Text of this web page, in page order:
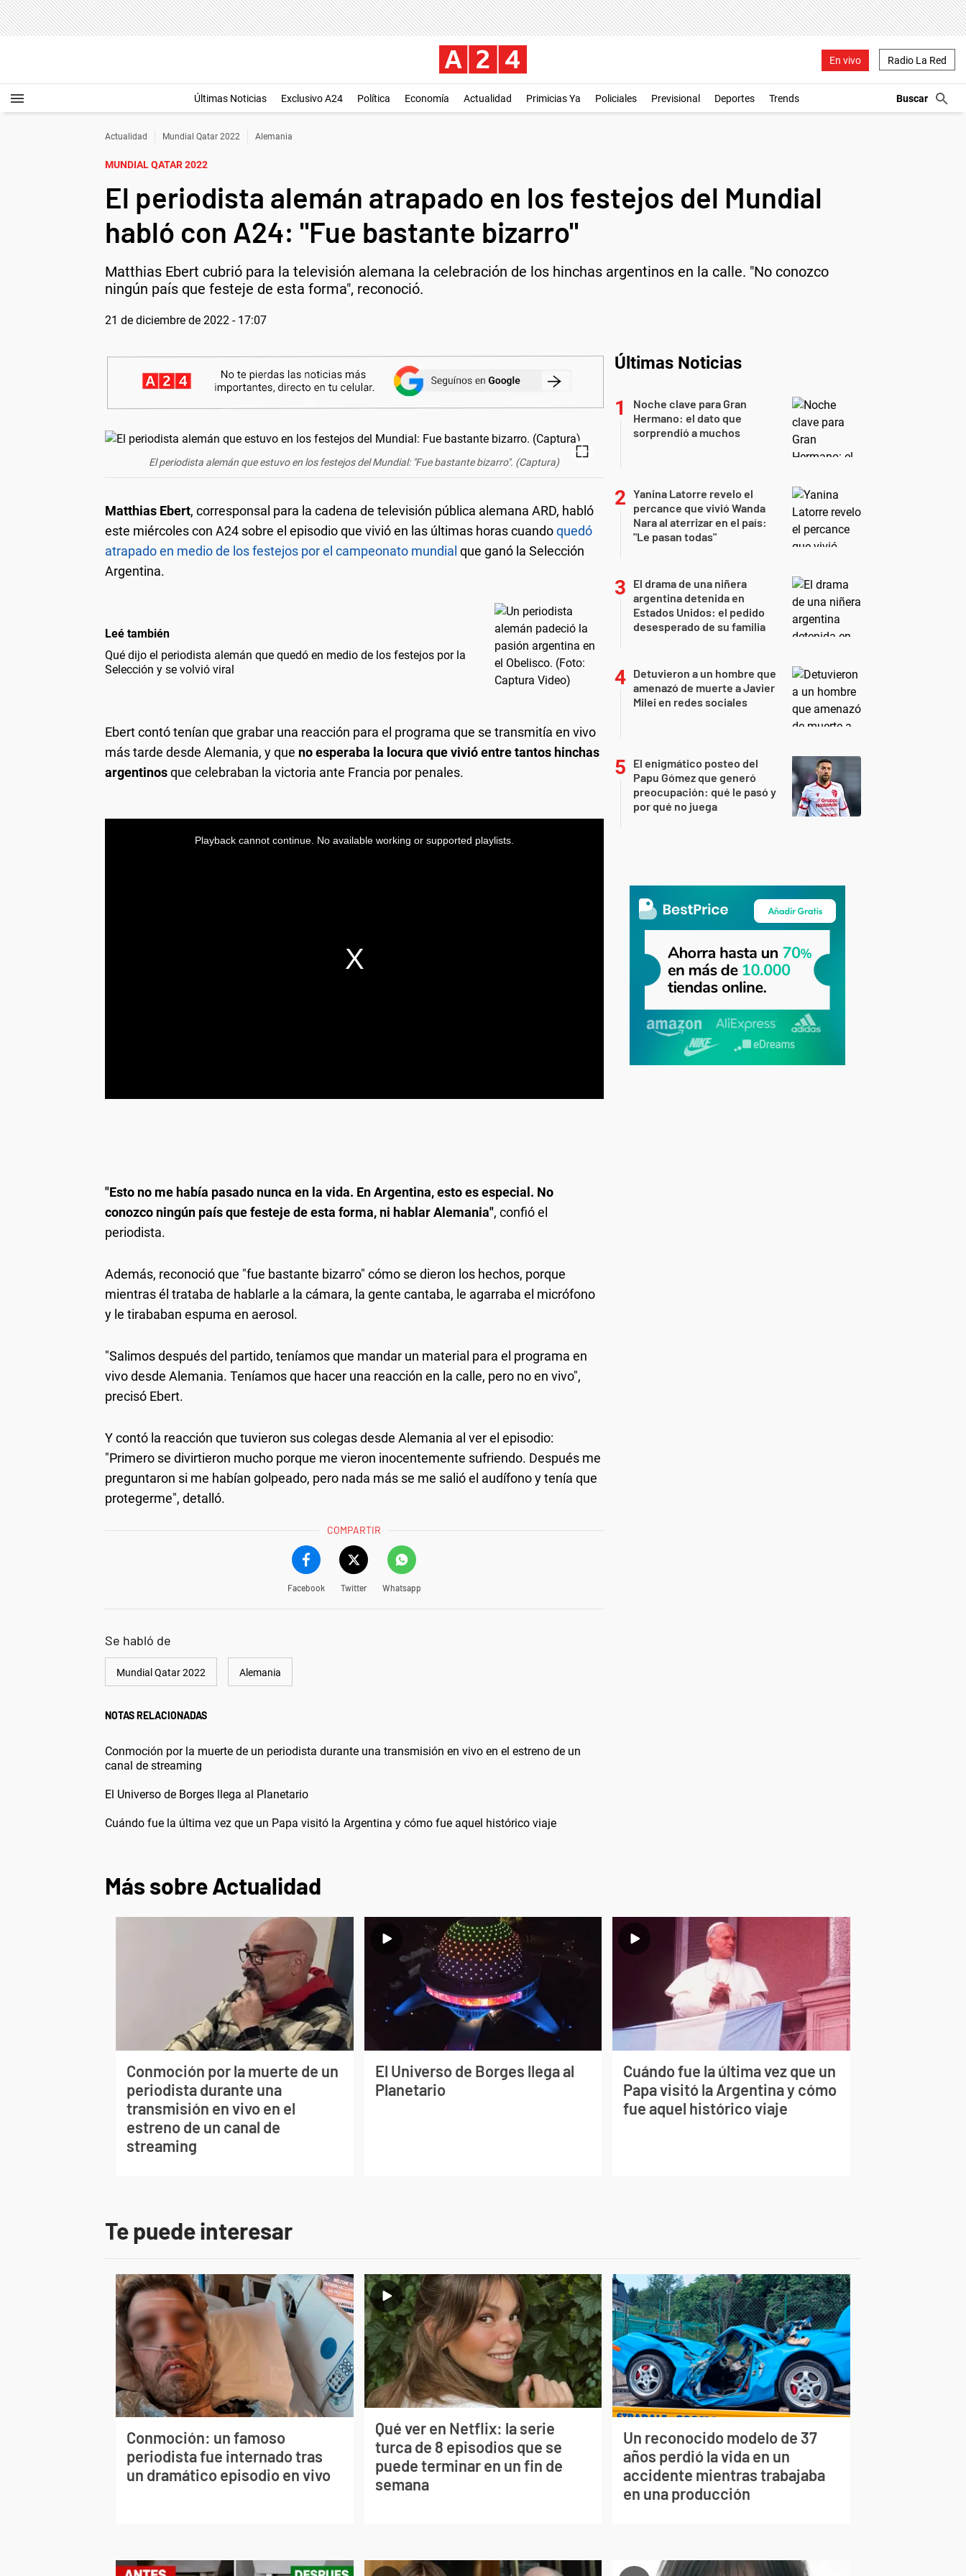
En vivo Radio La Red
Últimas Noticias Exclusivo A24 Política Economía Actualidad Primicias Ya Policiales Previsional Deportes Trends
Actualidad Mundial Qatar 2022 Alemania
MUNDIAL QATAR 2022
El periodista alemán atrapado en los festejos del Mundial
habló con A24: "Fue bastante bizarro"
Matthias Ebert cubrió para la televisión alemana la celebración de los hinchas argentinos en la calle. "No conozco
ningún país que festeje de esta forma", reconoció.
21 de diciembre de 2022 - 17:07
El periodista alemán que estuvo en los festejos del Mundial: "Fue bastante bizarro". (Captura)
Matthias Ebert, corresponsal para la cadena de televisión pública alemana ARD, habló
este miércoles con A24 sobre el episodio que vivió en las últimas horas cuandoquedó
atrapado en medio de los festejos por el campeonato mundial que ganó la Selección
Argentina.
Leé también
Qué dijo el periodista alemán que quedó en medio de los festejos por la
Selección y se volvió viral
Ebert contó tenían que grabar una reacción para el programa que se transmitía en vivo
más tarde desde Alemania, y que no esperaba la locura que vivió entre tantos hinchas
argentinosque celebraban la victoria ante Francia por penales.
"Esto no me había pasado nunca en la vida. En Argentina, esto es especial. No
conozco ningún país que festeje de esta forma, ni hablar Alemania", confió el
periodista.
Además, reconoció que "fue bastante bizarro" cómo se dieron los hechos, porque
mientras él trataba de hablarle a la cámara, la gente cantaba, le agarraba el micrófono
y le tirababan espuma en aerosol.
"Salimos después del partido, teníamos que mandar un material para el programa en
vivo desde Alemania. Teníamos que hacer una reacción en la calle, pero no en vivo",
precisó Ebert.
Y contó la reacción que tuvieron sus colegas desde Alemania al ver el episodio:
"Primero se divirtieron mucho porque me vieron inocentemente sufriendo. Después me
preguntaron si me habían golpeado, pero nada más se me salió el audífono y tenía que
protegerme", detalló.
COMPARTIR
Facebook Twitter Whatsapp
Se habló de
Mundial Qatar 2022 Alemania
NOTAS RELACIONADAS
Conmoción por la muerte de un periodista durante una transmisión en vivo en el estreno de un
canal de streaming
El Universo de Borges llega al Planetario
Cuándo fue la última vez que un Papa visitó la Argentina y cómo fue aquel histórico viaje
Últimas Noticias
Noche clave para Gran
Hermano: el dato que
sorprendió a muchos
Yanina Latorre revelo el
percance que vivió Wanda
Nara al aterrizar en el país:
"Le pasan todas"
El drama de una niñera
argentina detenida en
Estados Unidos: el pedido
desesperado de su familia
Detuvieron a un hombre que
amenazó de muerte a Javier
Milei en redes sociales
El enigmático posteo del
Papu Gómez que generó
preocupación: qué le pasó y
por qué no juega
Más sobre Actualidad
Conmoción por la muerte de un
periodista durante una
transmisión en vivo en el
estreno de un canal de
streaming
El Universo de Borges llega al
Planetario
Cuándo fue la última vez que un
Papa visitó la Argentina y cómo
fue aquel histórico viaje
Te puede interesar
Conmoción: un famoso
periodista fue internado tras
un dramático episodio en vivo
Qué ver en Netflix: la serie
turca de 8 episodios que se
puede terminar en un fin de
semana
Un reconocido modelo de 37
años perdió la vida en un
accidente mientras trabajaba
en una producción